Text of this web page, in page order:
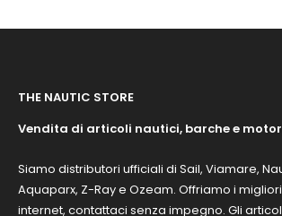
THE NAUTIC STORE
Vendita di articoli nautici, barche e
Siamo distributori ufficiali di Sail, Viamare,
Aquaparx, Z-Ray e Ozeam. Offriamo i
internet, contattaci senza impegno. Gli